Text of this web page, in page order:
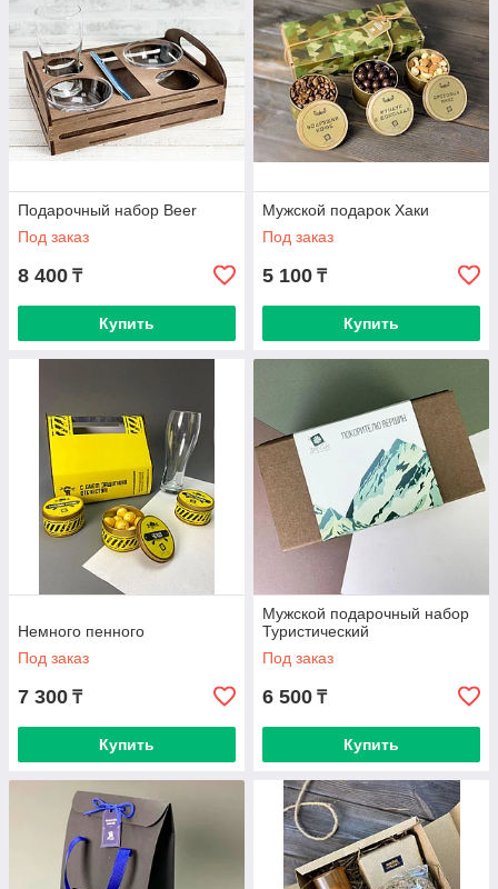
Подарочный набор Вееr
Под заказ
8 400 ₸
Купить
Мужской подарок Хаки
Под заказ
5 100 ₸
Купить
Немного пенного
Под заказ
7 300 ₸
Купить
Мужской подарочный набор
Туристический
Под заказ
6 500 ₸
Купить